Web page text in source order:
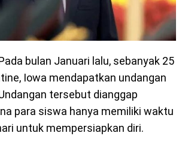
bulan Januari lalu, sebanyak 25
Iowa mendapatkan undangan
tersebut dianggap
para siswa hanya memiliki waktu
untuk mempersiapkan diri.